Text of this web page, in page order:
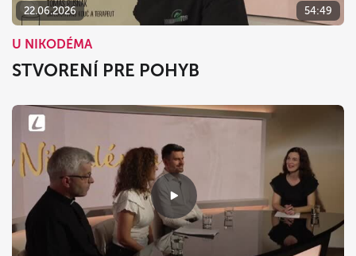
22.06.2026 54:49
U NIKODÉMA
STVORENÍ PRE POHYB